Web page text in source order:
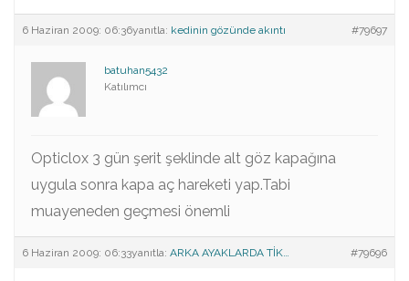
6 Haziran 2009: 06:36yanıtla: kedinin gözünde akıntı #79697
batuhan5432
Katılımcı
Opticlox 3 gün şerit şeklinde alt göz kapağına
uygula sonra kapa aç hareketi yap.Tabi
muayeneden geçmesi önemli
6 Haziran 2009: 06:33yanıtla: ARKA AYAKLARDA TİK… #79696